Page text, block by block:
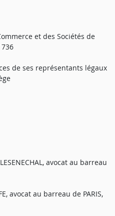
et des Sociétés de
de ses représentants légaux
avocat au barreau
avocat au barreau de PARIS,